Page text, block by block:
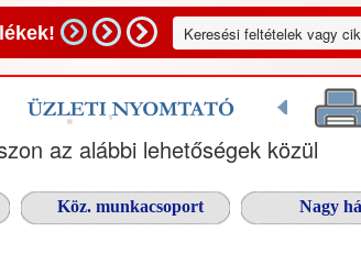
az alábbi lehetőségek közül
Köz. munkacsoport Nagy